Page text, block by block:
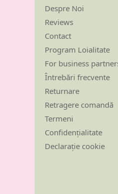
Despre Noi
Reviews
Contact
Program Loialitate
For business
Întrebări frecvente
Returnare
Retragere comandă
Termeni
Confidențialitate
Declarație cookie